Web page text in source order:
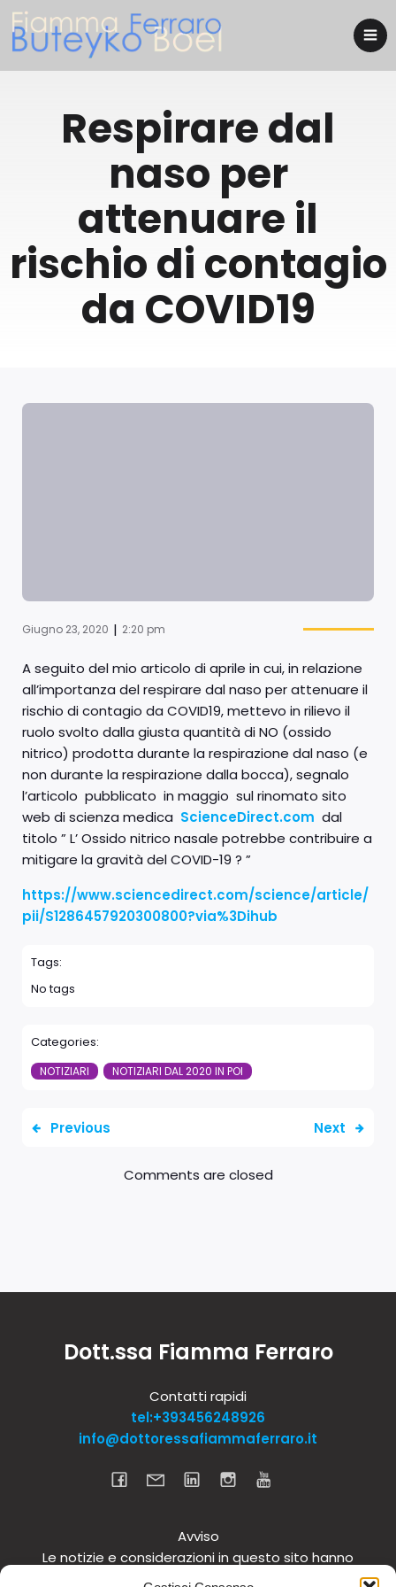
Respirare dal
naso per
attenuare il
rischio di contagio
da COVID19
Giugno 23, 2020 | 2:20 pm
A seguito del mio articolo di aprile in cui, in relazione
all’importanza del respirare dal naso per attenuare il
rischio di contagio da COVID19, mettevo in rilievo il
ruolo svolto dalla giusta quantità di NO (ossido
nitrico) prodotta durante la respirazione dal naso (e
non durante la respirazione dalla bocca), segnalo
l’articolo pubblicato in maggio sul rinomato sito
web di scienza medica ScienceDirect.com dal
titolo ” L’ Ossido nitrico nasale potrebbe contribuire a
mitigare la gravità del COVID-19 ? ”
https://www.sciencedirect.com/science/article/
pii/S1286457920300800?via%3Dihub
Tags:
No tags
Categories:
NOTIZIARI NOTIZIARI DAL 2020 IN POI
Previous Next
Comments are closed
Dott.ssa Fiamma Ferraro
Contatti rapidi
tel:+393456248926
info@dottoressafiammaferraro.it
Avviso
Le notizie e considerazioni in questo sito hanno
carattere informativo generale e non intendono in